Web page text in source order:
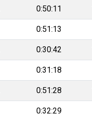
0:50:11
0:51:13
0:30:42
0:31:18
0:51:28
0:32:29